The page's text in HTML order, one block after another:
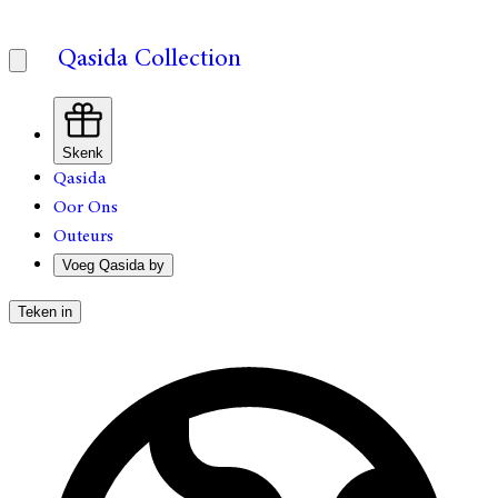
Qasida Collection
Skenk
Qasida
Oor Ons
Outeurs
Voeg Qasida by
Teken in